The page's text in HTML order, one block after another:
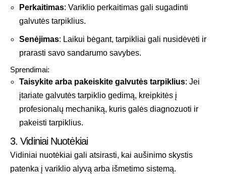
Perkaitimas: Variklio perkaitimas gali sugadinti
galvutės tarpiklius.
Senėjimas: Laikui bėgant, tarpikliai gali nusidėvėti ir
prarasti savo sandarumo savybes.
Sprendimai:
Taisykite arba pakeiskite galvutės tarpiklius: Jei
įtariate galvutės tarpiklio gedimą, kreipkitės į
profesionalų mechaniką, kuris galės diagnozuoti ir
pakeisti tarpiklius.
3. Vidiniai Nuotėkiai
Vidiniai nuotėkiai gali atsirasti, kai aušinimo skystis
patenka į variklio alyvą arba išmetimo sistemą.